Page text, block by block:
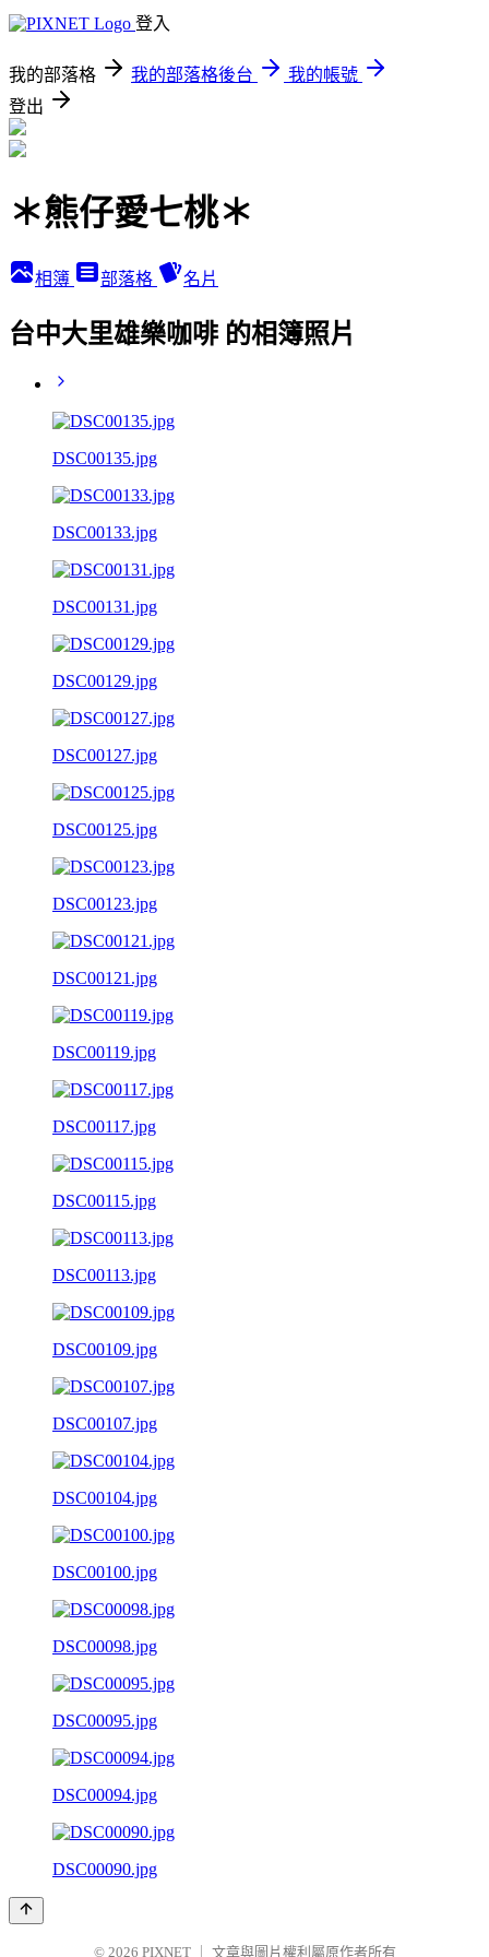
登入
我的部落格 我的部落格後台
我的帳號
登出
＊熊仔愛七桃＊
相簿 部落格 名片
台中大里雄樂咖啡 的相簿照片
DSC00135.jpg
DSC00133.jpg
DSC00131.jpg
DSC00129.jpg
DSC00127.jpg
DSC00125.jpg
DSC00123.jpg
DSC00121.jpg
DSC00119.jpg
DSC00117.jpg
DSC00115.jpg
DSC00113.jpg
DSC00109.jpg
DSC00107.jpg
DSC00104.jpg
DSC00100.jpg
DSC00098.jpg
DSC00095.jpg
DSC00094.jpg
DSC00090.jpg
© 2026 PIXNET 文章與圖片權利屬原作者所有